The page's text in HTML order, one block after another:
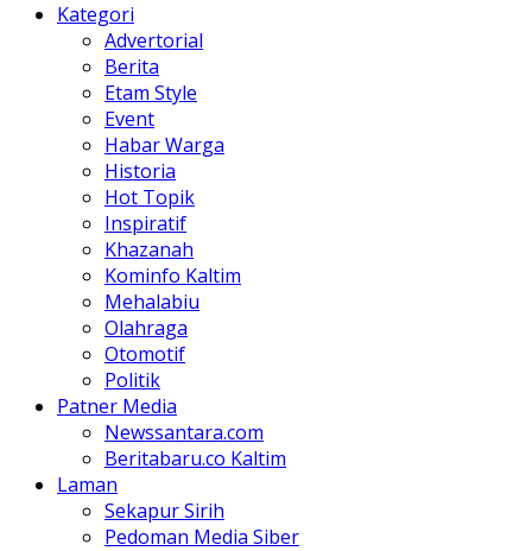
Kategori
Advertorial
Berita
Etam Style
Event
Habar Warga
Historia
Hot Topik
Inspiratif
Khazanah
Kominfo Kaltim
Mehalabiu
Olahraga
Otomotif
Politik
Patner Media
Newssantara.com
Beritabaru.co Kaltim
Laman
Sekapur Sirih
Pedoman Media Siber